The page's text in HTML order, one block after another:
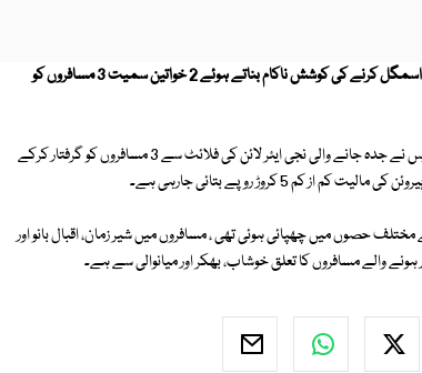
اینٹی نارکوٹکس فورس نے ملتان انٹرنیشنل ائیرپورٹ پر سعودی عرب ہیروئن اسمگل کرنے کی کوشش ناکام بناتے ہوئے 2 خواتین سمیت 3 مسافروں کو
ایکسپریس نیوز کے مطابق ملتان انٹرنیشنل ائیرپورٹ پر اینٹی نارکوٹکس فورس نے جدہ جانے والی نجی ایئر لائن کی فلائٹ سے 3 مسافروں کو گرفتار کرکے
حصوں میں چھپائی ہوئی تھی ، مسافروں میں شیر زمان، اقبال بانو اور
والے مسافروں کا تعلق خوشاب، بھکر اور میانوالی سے ہے۔